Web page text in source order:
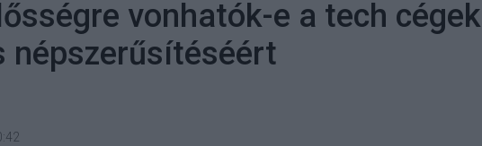
vonhatók-e a tech cégek
népszerűsítéséért